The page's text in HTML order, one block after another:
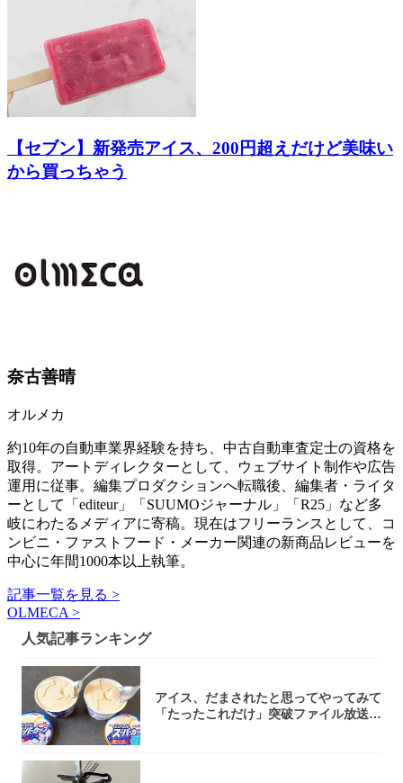
【セブン】新発売アイス、200円超えだけど美味い
から買っちゃう
奈古善晴
オルメカ
約10年の自動車業界経験を持ち、中古自動車査定士の資格を
取得。アートディレクターとして、ウェブサイト制作や広告
運用に従事。編集プロダクションへ転職後、編集者・ライタ
ーとして「editeur」「SUUMOジャーナル」「R25」など多
岐にわたるメディアに寄稿。現在はフリーランスとして、コ
ンビニ・ファストフード・メーカー関連の新商品レビューを
中心に年間1000本以上執筆。
記事一覧を見る >
OLMECA >
人気記事ランキング
アイス、だまされたと思ってやってみて
「たったこれだけ」突破ファイル放送で